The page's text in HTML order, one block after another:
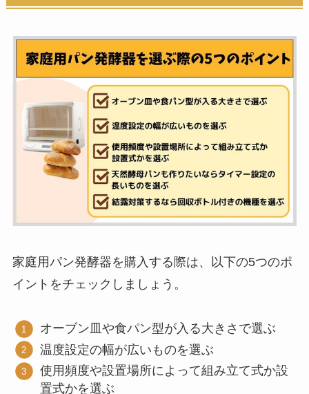
家庭用パン発酵器を購入する際は、以下の5つのポ
イントをチェックしましょう。
オーブン皿や食パン型が入る大きさで選ぶ
温度設定の幅が広いものを選ぶ
使用頻度や設置場所によって組み立て式か設
置式かを選ぶ